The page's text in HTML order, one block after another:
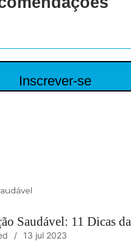
Inscrever-se
Saudável: 11 Dicas da
13 jul 2023